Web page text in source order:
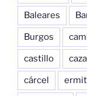
Baleares
Burgos
castillo caza
cárcel